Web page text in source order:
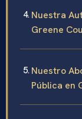
Nuestra
Greene
Nuestro
Pública en